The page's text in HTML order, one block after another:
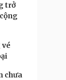
trở
vé
chưa